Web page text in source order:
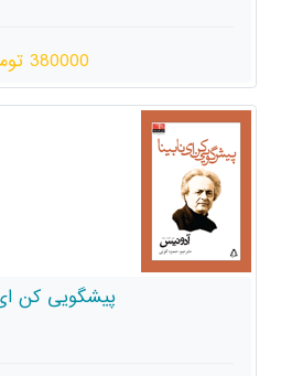
380000 تومان
پیشگویی کن ای نابینا